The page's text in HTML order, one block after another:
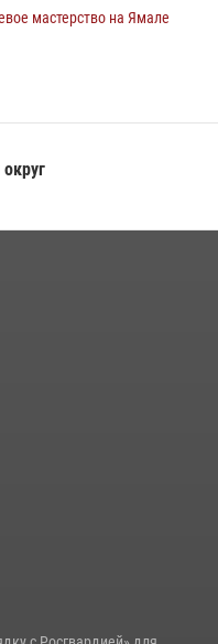
мастерство на Ямале
на охране
(видео)
(видео)